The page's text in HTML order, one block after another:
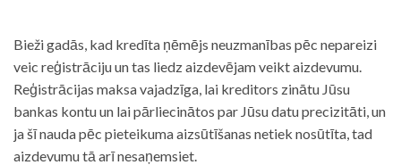
Bieži gadās, kad kredīta ņēmējs neuzmanības pēc nepareizi
veic reģistrāciju un tas liedz aizdevējam veikt aizdevumu.
Reģistrācijas maksa vajadzīga, lai kreditors zinātu Jūsu
bankas kontu un lai pārliecinātos par Jūsu datu precizitāti, un
ja šī nauda pēc pieteikuma aizsūtīšanas netiek nosūtīta, tad
aizdevumu tā arī nesaņemsiet.